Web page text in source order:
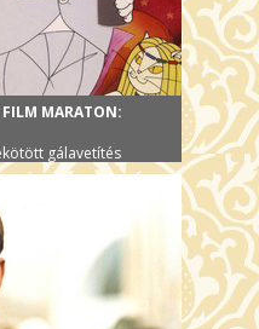
FILM MARATON:
gálavetítés